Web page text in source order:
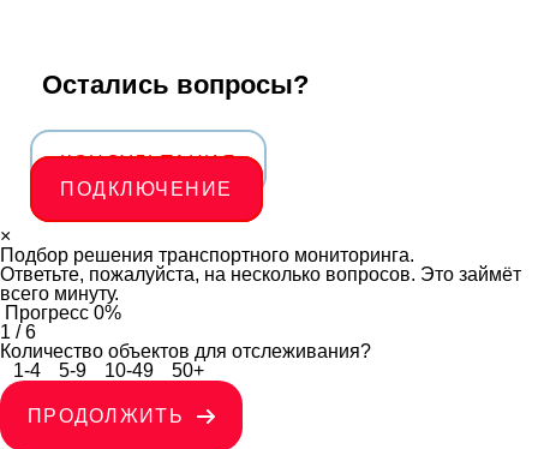
Остались вопросы?
КОНСУЛЬТАЦИЯ
ПОДКЛЮЧЕНИЕ
×
Подбор решения транспортного мониторинга.
Ответьте, пожалуйста, на несколько вопросов. Это займёт
всего минуту.
Прогресс 0%
1 / 6
Количество объектов для отслеживания?
1-4
5-9 10-49 50+
ПРОДОЛЖИТЬ